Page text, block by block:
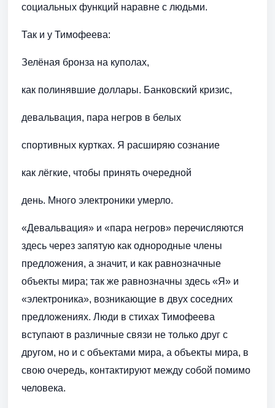
социальных функций наравне с людьми.
Так и у Тимофеева:
Зелёная бронза на куполах,
как полинявшие доллары. Банковский кризис,
девальвация, пара негров в белых
спортивных куртках. Я расширяю сознание
как лёгкие, чтобы принять очередной
день. Много электроники умерло.
«Девальвация» и «пара негров» перечисляются
здесь через запятую как однородные члены
предложения, а значит, и как равнозначные
объекты мира; так же равнозначны здесь «Я» и
«электроника», возникающие в двух соседних
предложениях. Люди в стихах Тимофеева
вступают в различные связи не только друг с
другом, но и с объектами мира, а объекты мира, в
свою очередь, контактируют между собой помимо
человека.